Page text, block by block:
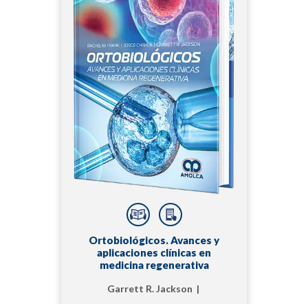
Ortobiológicos. Avances y
aplicaciones clínicas en
medicina regenerativa
Garrett R. Jackson |